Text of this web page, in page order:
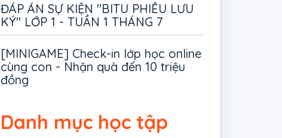
ĐÁP ÁN SỰ KIỆN "BITU PHIÊU LƯU
KÝ" LỚP 1 - TUẦN 1 THÁNG 7
[MINIGAME] Check-in lớp học online
cùng con - Nhận quà đến 10 triệu
đồng
Danh mục học tập